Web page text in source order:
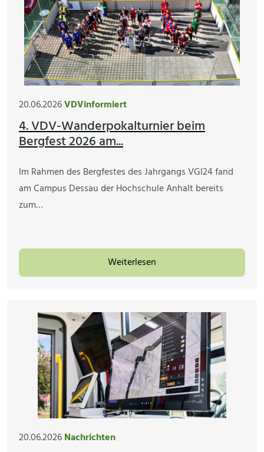
20.06.2026VDVinformiert
4. VDV-Wanderpokalturnier beim
Bergfest 2026 am...
Im Rahmen des Bergfestes des Jahrgangs VGI24 fand
am Campus Dessau der Hochschule Anhalt bereits
zum…
Weiterlesen
20.06.2026Nachrichten